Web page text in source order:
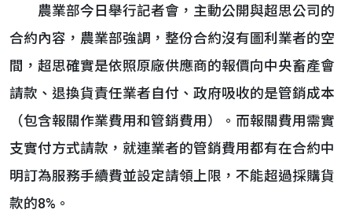
農業部今日舉行記者會，主動公開與超思公司的
合約內容，農業部強調，整份合約沒有圖利業者的空
間，超思確實是依照原廠供應商的報價向中央畜產會
請款、退換貨責任業者自付、政府吸收的是管銷成本
（包含報關作業費用和管銷費用）。而報關費用需實
支實付方式請款，就連業者的管銷費用都有在合約中
明訂為服務手續費並設定請領上限，不能超過採購貨
款的8%。